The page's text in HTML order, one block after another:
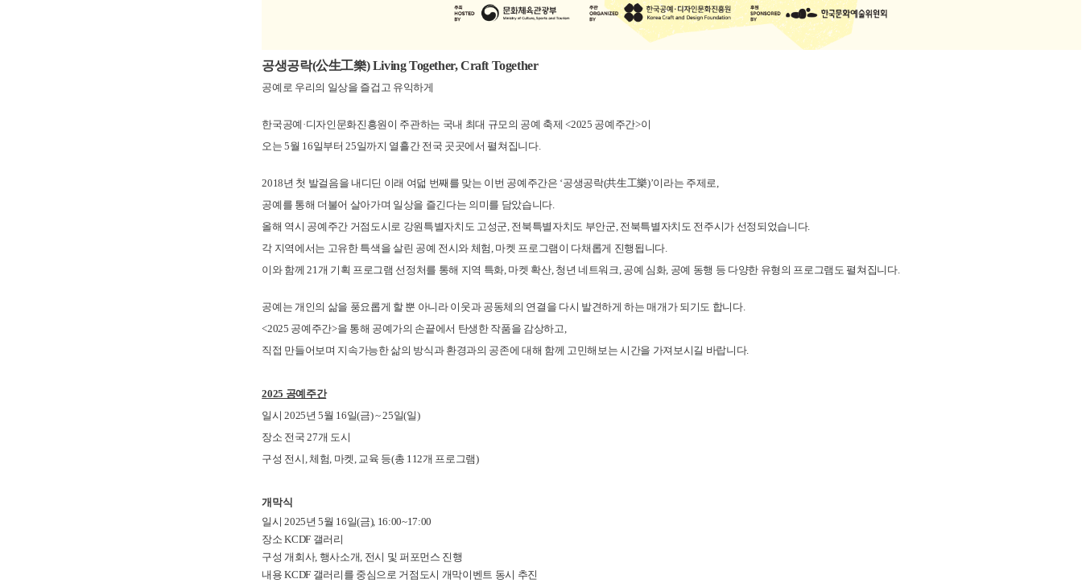
공생공락(公生工樂) Living Together, Craft Together
공예로 우리의 일상을 즐겁고 유익하게
한국공예·디자인문화진흥원이 주관하는 국내 최대 규모의 공예 축제 <2025 공예주간>이
오는 5월 16일부터 25일까지 열흘간 전국 곳곳에서 펼쳐집니다.
2018년 첫 발걸음을 내디딘 이래 여덟 번째를 맞는 이번 공예주간은 ‘공생공락(共生工樂)’이라는 주제로,
공예를 통해 더불어 살아가며 일상을 즐긴다는 의미를 담았습니다.
올해 역시 공예주간 거점도시로 강원특별자치도 고성군, 전북특별자치도 부안군, 전북특별자치도 전주시가 선정되었습니다.
각 지역에서는 고유한 특색을 살린 공예 전시와 체험, 마켓 프로그램이 다채롭게 진행됩니다.
이와 함께 21개 기획 프로그램 선정처를 통해 지역 특화, 마켓 확산, 청년 네트워크, 공예 심화, 공예 동행 등 다양한 유형의 프로그램도 펼쳐집니다.
공예는 개인의 삶을 풍요롭게 할 뿐 아니라 이웃과 공동체의 연결을 다시 발견하게 하는매개가 되기도 합니다.
<2025 공예주간>을 통해 공예가의 손끝에서 탄생한 작품을 감상하고,
직접 만들어보며 지속가능한 삶의 방식과 환경과의 공존에 대해 함께 고민해보는 시간을 가져보시길 바랍니다.
2025 공예주간
일시 2025년 5월 16일(금) ~ 25일(일)
장소 전국 27개 도시
구성 전시, 체험, 마켓, 교육 등(총 112개 프로그램)
개막식
일시 2025년 5월 16일(금), 16:00~17:00
장소 KCDF 갤러리
구성 개회사, 행사소개, 전시 및 퍼포먼스 진행
내용 KCDF 갤러리를 중심으로 거점도시 개막이벤트 동시 추진